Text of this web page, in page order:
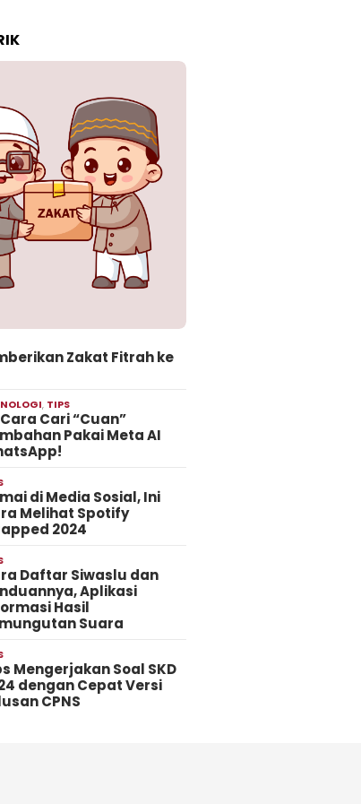
Zakat Fitrah ke
, TIPS
Cari “Cuan”
Pakai Meta AI
di Media Sosial, Ini
Melihat Spotify
2024
Daftar Siwaslu dan
Aplikasi
Hasil
Suara
Mengerjakan Soal SKD
dengan Cepat Versi
CPNS